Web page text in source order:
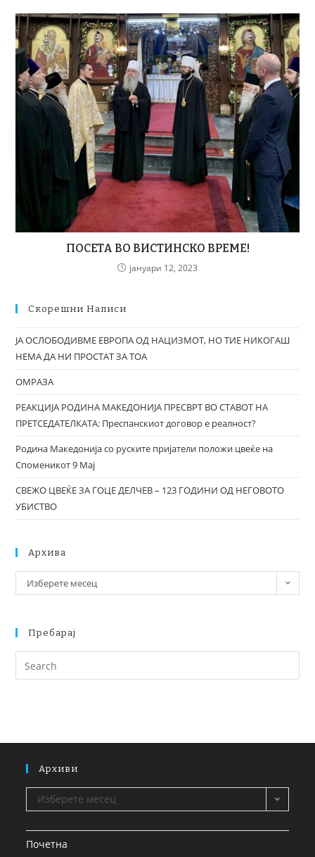
ПОСЕТА ВО ВИСТИНСКО ВРЕМЕ!
јануари 12, 2023
Скорешни Написи
ЈА ОСЛОБОДИВМЕ ЕВРОПА ОД НАЦИЗМОТ, НО ТИЕ НИКОГАШ
НЕМА ДА НИ ПРОСТАТ ЗА ТОА
ОМРАЗА
РЕАКЦИЈА РОДИНА МАКЕДОНИЈА ПРЕСВРТ ВО СТАВОТ НА
ПРЕТСЕДАТЕЛКАТА: Преспанскиот договор е реалност?
Родина Македонија со руските пријатели положи цвеќе на
Споменикот 9 Мај
СВЕЖО ЦВЕЌЕ ЗА ГОЦЕ ДЕЛЧЕВ – 123 ГОДИНИ ОД НЕГОВОТО
УБИСТВО
Архива
Изберете месец
Пребарај
Архиви
Изберете месец
Почетна